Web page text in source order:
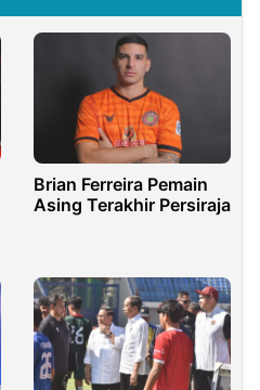
Brian Ferreira Pemain
Asing Terakhir Persiraja